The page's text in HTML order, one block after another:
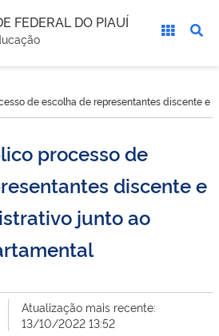
FEDERAL DO PIAUÍ
de escolha de representantes discente
processo de
discente e
junto ao
Atualização mais recente:
13/10/2022 13:52